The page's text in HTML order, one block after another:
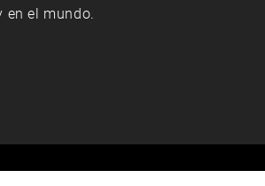
en el mundo.